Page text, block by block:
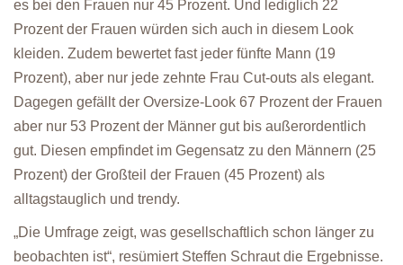
es bei den Frauen nur 45 Prozent. Und lediglich 22
Prozent der Frauen würden sich auch in diesem Look
kleiden. Zudem bewertet fast jeder fünfte Mann (19
Prozent), aber nur jede zehnte Frau Cut-outs als elegant.
Dagegen gefällt der Oversize-Look 67 Prozent der Frauen
aber nur 53 Prozent der Männer gut bis außerordentlich
gut. Diesen empfindet im Gegensatz zu den Männern (25
Prozent) der Großteil der Frauen (45 Prozent) als
alltagstauglich und trendy.
„Die Umfrage zeigt, was gesellschaftlich schon länger zu
beobachten ist“, resümiert Steffen Schraut die Ergebnisse.